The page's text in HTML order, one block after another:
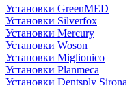
Установки GreenMED
Установки Silverfox
Установки Mercury
Установки Woson
Установки Miglionico
Установки Planmeca
Установки Dentsply Sirona